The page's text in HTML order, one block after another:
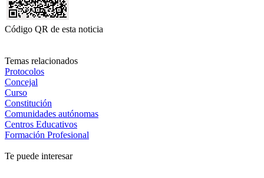
Código QR de esta noticia
Temas relacionados
Protocolos
Concejal
Curso
Constitución
Comunidades autónomas
Centros Educativos
Formación Profesional
Te puede interesar